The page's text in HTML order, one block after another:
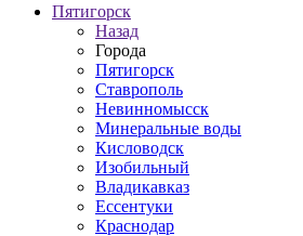
Пятигорск
Назад
Города
Пятигорск
Ставрополь
Невинномысск
Минеральные воды
Кисловодск
Изобильный
Владикавказ
Ессентуки
Краснодар